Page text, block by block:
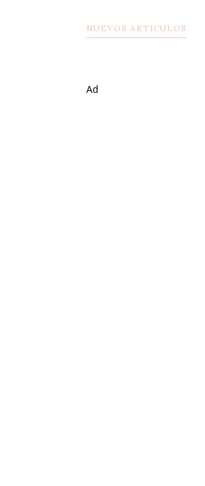
NUEVOS ARTICULOS
Ad